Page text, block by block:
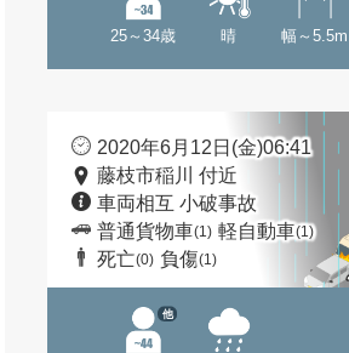
25～34歳 晴 幅～5.5m
2020年6月12日(金)06:41
藤枝市稲川 付近
車両相互 小破事故
普通貨物車(1) 軽自動車(1)
死亡(0) 負傷(1)
他